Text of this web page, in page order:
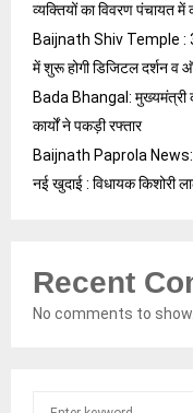
व्यक्तियों का विवरण पंचायत में
Baijnath Shiv Temple :
में शुरू होगी डिजिटल दर्शन व
Bada Bhangal: मुख्यमंत्री
कार्यों ने पकड़ी रफ्तार
Baijnath Paprola News:
नई खुदाई : विधायक किशोरी
Recent
No comments to show.